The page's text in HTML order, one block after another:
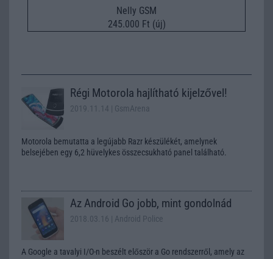
Nelly GSM
245.000 Ft (új)
Régi Motorola hajlítható kijelzővel!
2019.11.14 | GsmArena
Motorola bemutatta a legújabb Razr készülékét, amelynek
belsejében egy 6,2 hüvelykes összecsukható panel található.
Az Android Go jobb, mint gondolnád
2018.03.16 | Android Police
A Google a tavalyi I/O-n beszélt először a Go rendszerről, amely az